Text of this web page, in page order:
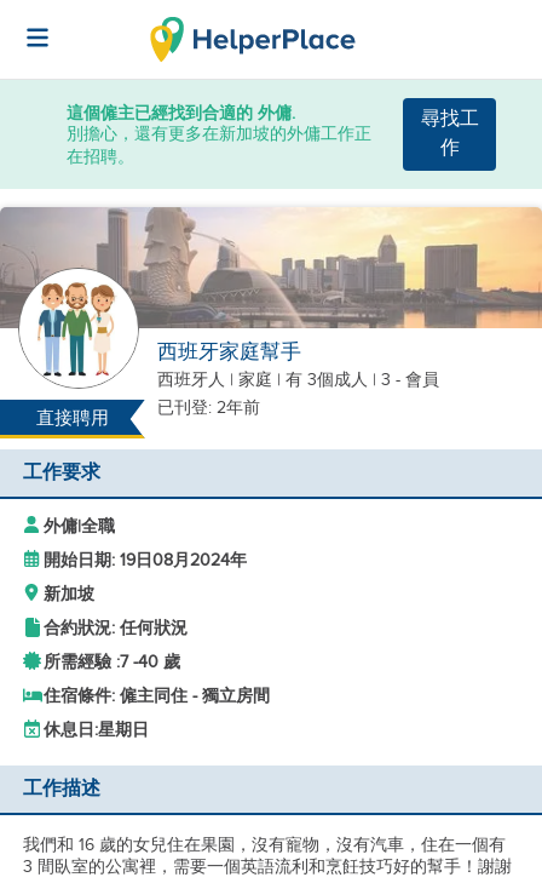
這個僱主已經找到合適的 外傭.
別擔心，還有更多在新加坡的外傭工作正
在招聘。
尋找工
作
直接聘用
西班牙家庭幫手
西班牙人 | 家庭 | 有 3個成人 | 3 - 會員
已刊登: 2年前
工作要求
外傭|全職
開始日期: 19日08月2024年
新加坡
合約狀況: 任何狀況
所需經驗 :7 -40 歲
住宿條件: 僱主同住 - 獨立房間
休息日:星期日
工作描述
我們和 16 歲的女兒住在果園，沒有寵物，沒有汽車，住在一個有
3 間臥室的公寓裡，需要一個英語流利和烹飪技巧好的幫手！謝謝